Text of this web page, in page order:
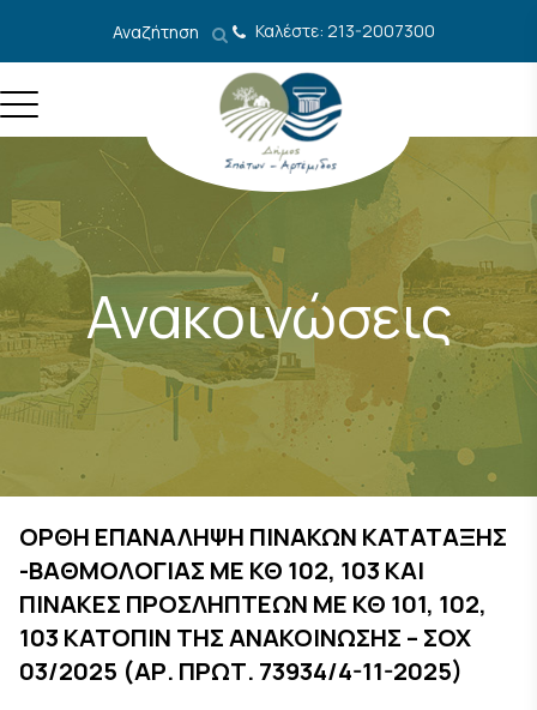
Αναζήτηση Καλέστε: 213-2007300
Ανακοινώσεις
ΟΡΘΗ ΕΠΑΝΑΛΗΨΗ ΠΙΝΑΚΩΝ ΚΑΤΑΤΑΞΗΣ
-ΒΑΘΜΟΛΟΓΙΑΣ ΜΕ ΚΘ 102, 103 ΚΑΙ
ΠΙΝΑΚΕΣ ΠΡΟΣΛΗΠΤΕΩΝ ΜΕ ΚΘ 101, 102,
103 ΚΑΤΟΠΙΝ ΤΗΣ ΑΝΑΚΟΙΝΩΣΗΣ – ΣΟΧ
03/2025 (ΑΡ. ΠΡΩΤ. 73934/4-11-2025)